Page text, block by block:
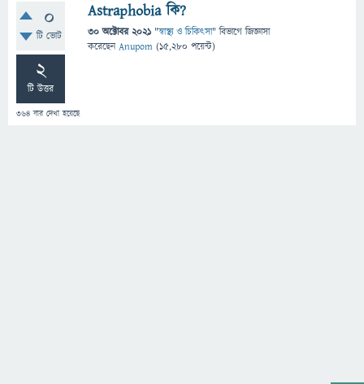
0
টি ভোট
2
টি উত্তর
364 বার দেখা হয়েছে
Astraphobia কি?
30 অক্টোবর 2021 "স্বাস্থ্য ও চিকিৎসা" বিভাগে জিজ্ঞাসা
করেছেনAnupom (15,280 পয়েন্ট)